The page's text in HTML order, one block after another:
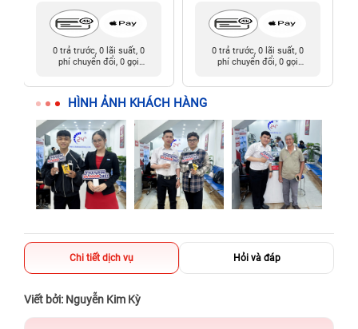
0 trả trước, 0 lãi suất, 0
phí chuyển đổi, 0 gọi
0 trả trước, 0 lãi suất, 0
phí chuyển đổi, 0 gọi
HÌNH ẢNH KHÁCH HÀNG
Chi tiết dịch vụ Hỏi và đáp
Viết bởi: Nguyễn Kim Kỳ